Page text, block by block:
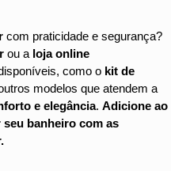
com praticidade e segurança?
ou a loja online
como o kit de
modelos que atendem a
e elegância. Adicione ao
banheiro com as